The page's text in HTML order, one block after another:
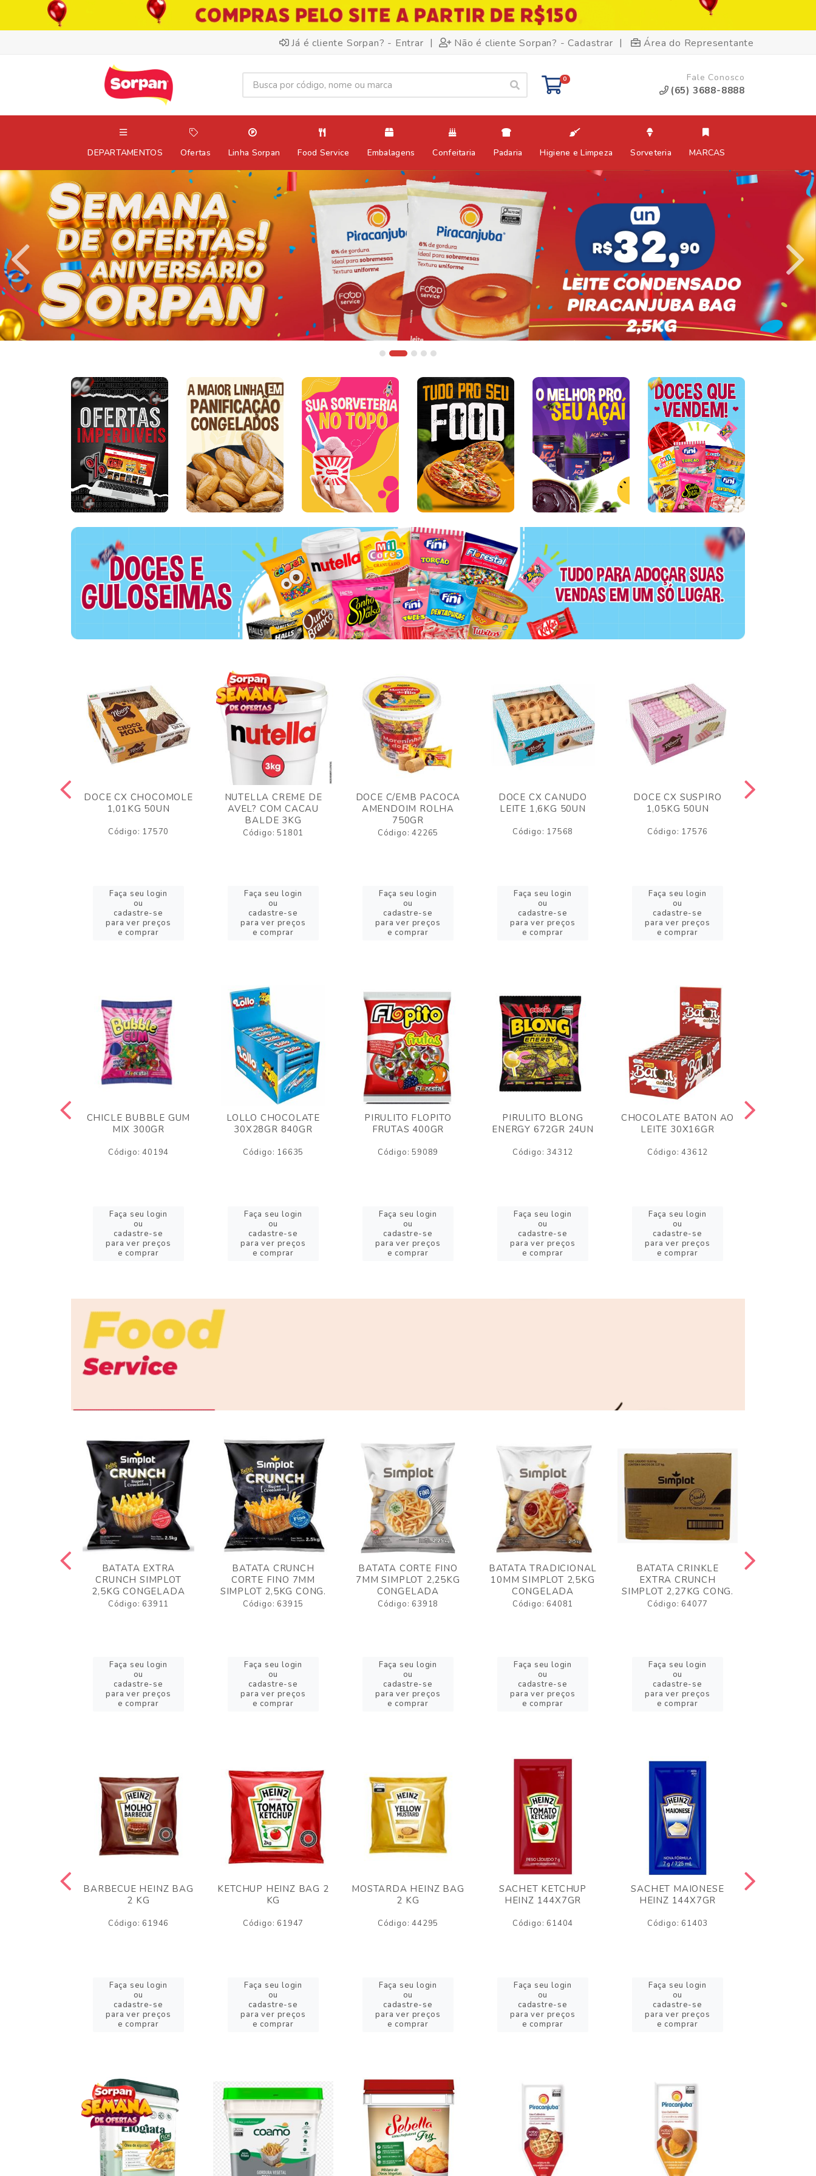
Já é cliente Sorpan? - Entrar | Não é cliente Sorpan? - Cadastrar | Área do Representante
0 Fale Conosco
(65) 3688-8888
DEPARTAMENTOS Ofertas Linha Sorpan Food Service Embalagens Confeitaria Padaria Higiene e Limpeza Sorveteria MARCAS
DOCE CX CHOCOMOLE
1,01KG 50UN
Código: 17570
Faça seu login
ou
cadastre-se
para ver preços
e comprar
NUTELLA CREME DE
AVEL? COM CACAU
BALDE 3KG
Código: 51801
Faça seu login
ou
cadastre-se
para ver preços
e comprar
DOCE C/EMB PACOCA
AMENDOIM ROLHA
750GR
Código: 42265
Faça seu login
ou
cadastre-se
para ver preços
e comprar
DOCE CX CANUDO
LEITE 1,6KG 50UN
Código: 17568
Faça seu login
ou
cadastre-se
para ver preços
e comprar
DOCE CX SUSPIRO
1,05KG 50UN
Código: 17576
Faça seu login
ou
cadastre-se
para ver preços
e comprar
CHICLE BUBBLE GUM
MIX 300GR
Código: 40194
Faça seu login
ou
cadastre-se
para ver preços
e comprar
LOLLO CHOCOLATE
30X28GR 840GR
Código: 16635
Faça seu login
ou
cadastre-se
para ver preços
e comprar
PIRULITO FLOPITO
FRUTAS 400GR
Código: 59089
Faça seu login
ou
cadastre-se
para ver preços
e comprar
PIRULITO BLONG
ENERGY 672GR 24UN
Código: 34312
Faça seu login
ou
cadastre-se
para ver preços
e comprar
CHOCOLATE BATON AO
LEITE 30X16GR
Código: 43612
Faça seu login
ou
cadastre-se
para ver preços
e comprar
BATATA EXTRA
CRUNCH SIMPLOT
2,5KG CONGELADA
Código: 63911
Faça seu login
ou
cadastre-se
para ver preços
e comprar
BATATA CRUNCH
CORTE FINO 7MM
SIMPLOT 2,5KG CONG.
Código: 63915
Faça seu login
ou
cadastre-se
para ver preços
e comprar
BATATA CORTE FINO
7MM SIMPLOT 2,25KG
CONGELADA
Código: 63918
Faça seu login
ou
cadastre-se
para ver preços
e comprar
BATATA TRADICIONAL
10MM SIMPLOT 2,5KG
CONGELADA
Código: 64081
Faça seu login
ou
cadastre-se
para ver preços
e comprar
BATATA CRINKLE
EXTRA CRUNCH
SIMPLOT 2,27KG CONG.
Código: 64077
Faça seu login
ou
cadastre-se
para ver preços
e comprar
BARBECUE HEINZ BAG
2 KG
Código: 61946
Faça seu login
ou
cadastre-se
para ver preços
e comprar
KETCHUP HEINZ BAG 2
KG
Código: 61947
Faça seu login
ou
cadastre-se
para ver preços
e comprar
MOSTARDA HEINZ BAG
2 KG
Código: 44295
Faça seu login
ou
cadastre-se
para ver preços
e comprar
SACHET KETCHUP
HEINZ 144X7GR
Código: 61404
Faça seu login
ou
cadastre-se
para ver preços
e comprar
SACHET MAIONESE
HEINZ 144X7GR
Código: 61403
Faça seu login
ou
cadastre-se
para ver preços
e comprar